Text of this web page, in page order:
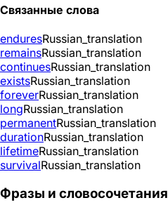
Связанные слова
enduresRussian_translation
remainsRussian_translation
continuesRussian_translation
existsRussian_translation
foreverRussian_translation
longRussian_translation
permanentRussian_translation
durationRussian_translation
lifetimeRussian_translation
survivalRussian_translation
Фразы и словосочетания